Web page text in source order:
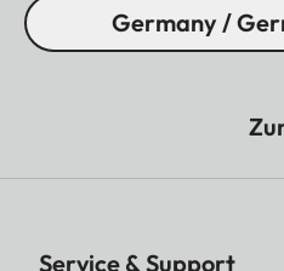
Germany /
Service & Support